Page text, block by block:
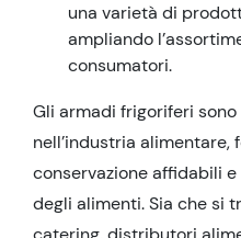
una varietà di
ampliando
consumatori.
Gli armadi frigoriferi
nell’industria alimentare,
conservazione affidabili
degli alimenti. Sia che si